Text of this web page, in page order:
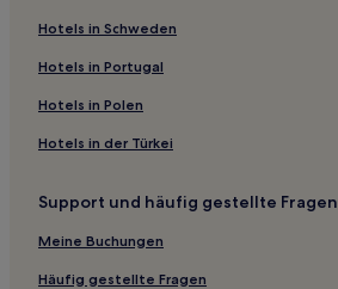
Hotels nahe Orgelpark
Hotels in Schweden
Hotels in Portugal
Hotels in Polen
Hotels in der Türkei
Support und häufig gestellte Fragen
Meine Buchungen
Häufig gestellte Fragen